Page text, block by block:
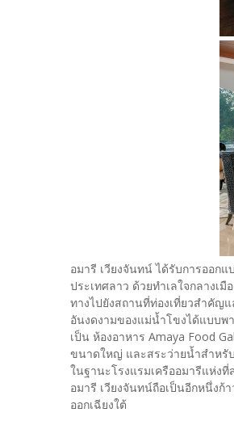
อมารี เวียงจันทน์ ได้รับการออก
ประเทศลาว ด้วยทำเลใจกลางเ
ทางไปยังสถานที่ท่องเที่ยวสำคัญ
อันงดงามของแม่น้ำโขงได้แบบพ
เป็น ห้องอาหาร Amaya Food
ขนาดใหญ่ และสระว่ายน้ำสำหรับ
ในฐานะโรงแรมเครืออมารีแห่งที่
อมารี เวียงจันทน์ถือเป็นอีกหนึ่ง
ออกเฉียงใต้